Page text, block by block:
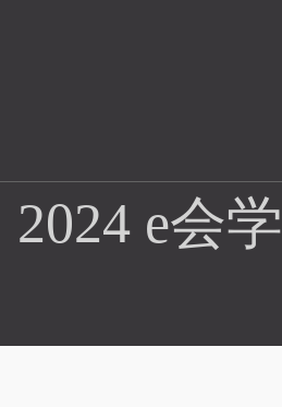
2024 e会学